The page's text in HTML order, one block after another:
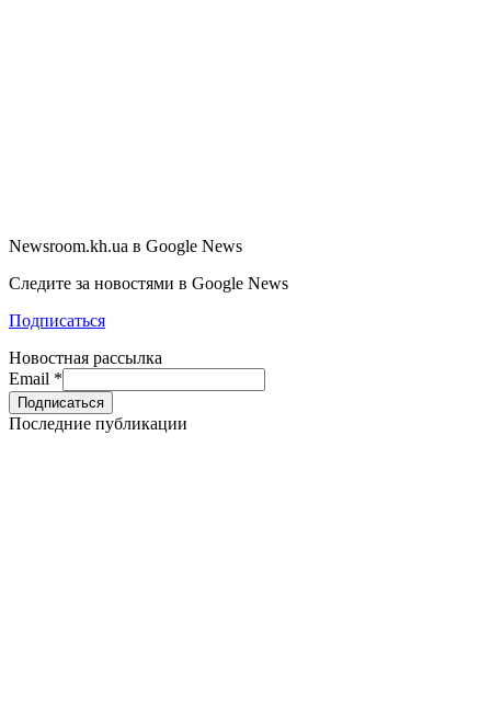
Newsroom.kh.ua в Google News
Следите за новостями в Google News
Подписаться
Новостная рассылка
Email *
Последние публикации